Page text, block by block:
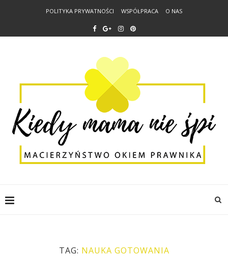
POLITYKA PRYWATNOŚCI WSPÓŁPRACA O NAS
TAG: NAUKA GOTOWANIA